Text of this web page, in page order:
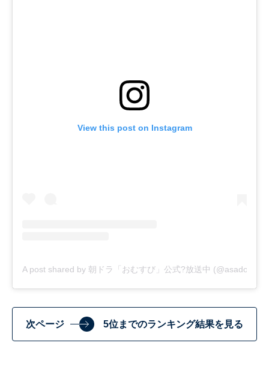
View this post on Instagram
A post shared by 朝ドラ「おむすび」公式?放送中
次ページ 5位までのランキング結果を見る